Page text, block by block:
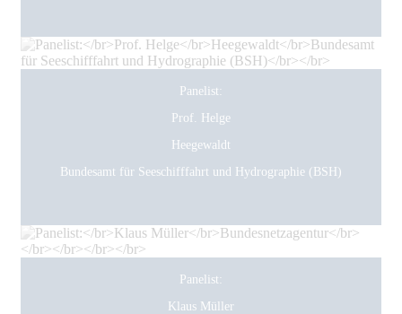
Panelist:
Prof. Helge
Heegewaldt
Bundesamt für Seeschifffahrt und Hydrographie (BSH)
Panelist:
Klaus Müller